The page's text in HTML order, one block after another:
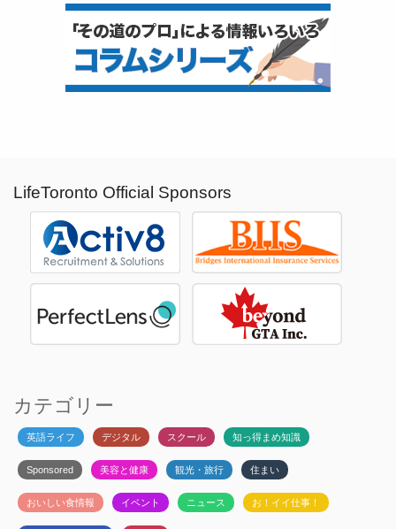
LifeToronto Official Sponsors
カテゴリー
英語ライフ デジタル スクール 知っ得まめ知識
Sponsored 美容と健康 観光・旅行 住まい
おいしい食情報 イベント ニュース お！イイ仕事！